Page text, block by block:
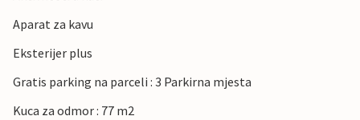
U blizini se nalazi prirodni park Lille Vildmose, koji nudi
Aalborg pruža bogatu kulturnu ponudu, muzeje i živahan
gradski život.
Aparat za kavu
Eksterijer plus
Gratis parking na parceli : 3 Parkirna mjesta
Kuca za odmor : 77 m2